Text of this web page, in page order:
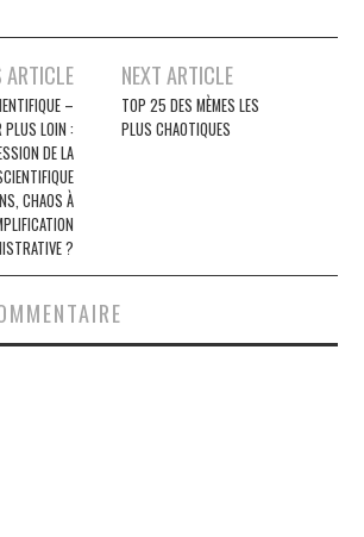
ARTICLE
–
PLUS LOIN :
DE LA
CHAOS À
?
NEXT ARTICLE
TOP 25 DES MÈMES LES
PLUS CHAOTIQUES